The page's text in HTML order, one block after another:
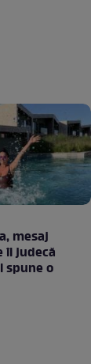
mesaj
îi judecă
spune o